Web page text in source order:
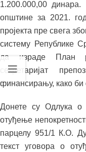
1.200.000,00
општине за 2021.
пројекта пре свега
систему Републике
да израде План
секретаријат
финансирању, како
Донете су Одлука о
отуђење
парцелу 951/1 К.О.
текст уговора о